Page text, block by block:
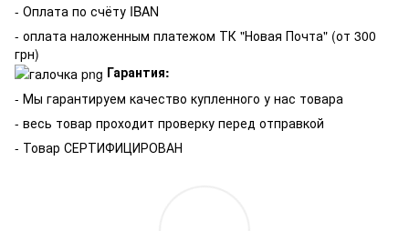
- Оплата по счёту IBAN
- оплата наложенным платежом ТК "Новая Почта" (от 300
грн)
Гарантия:
- Мы гарантируем качество купленного у нас товара
- весь товар проходит проверку перед отправкой
- Товар СЕРТИФИЦИРОВАН